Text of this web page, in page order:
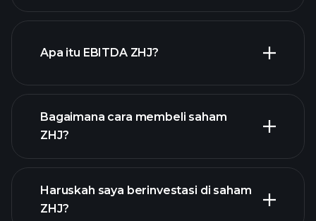
Apa itu EBITDA ZHJ?
laporan keuangan ZHJ
Bagaimana cara membeli saham
ZHJ?
Haruskah saya berinvestasi di saham
ZHJ?